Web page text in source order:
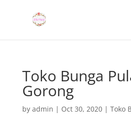
Toko Bunga
Gorong
by admin | Oct 30, 2020| Toko